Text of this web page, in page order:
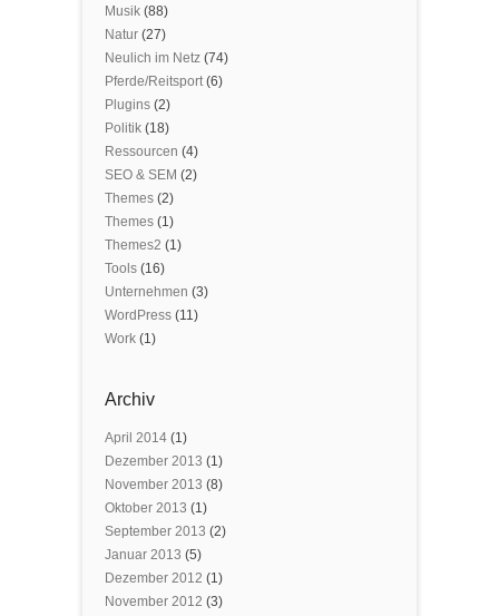
Musik (88)
Natur (27)
Neulich im Netz (74)
Pferde/Reitsport(6)
Plugins (2)
Politik (18)
Ressourcen (4)
SEO & SEM (2)
Themes (2)
Themes (1)
Themes2 (1)
Tools (16)
Unternehmen (3)
WordPress (11)
Work (1)
Archiv
April 2014 (1)
Dezember 2013 (1)
November 2013 (8)
Oktober 2013 (1)
September 2013 (2)
Januar 2013 (5)
Dezember 2012 (1)
November 2012 (3)